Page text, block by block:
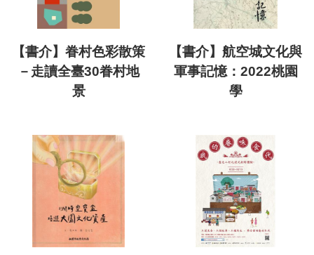
【書介】眷村色彩散策
－走讀全臺30眷村地
景
【書介】航空城文化與
軍事記憶：2022桃園
學